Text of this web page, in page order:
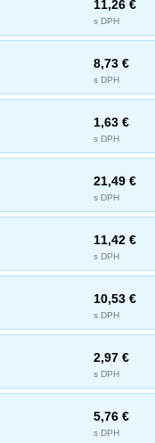
11,26 €
s DPH
8,73 €
s DPH
1,63 €
s DPH
21,49 €
s DPH
11,42 €
s DPH
10,53 €
s DPH
2,97 €
s DPH
5,76 €
s DPH